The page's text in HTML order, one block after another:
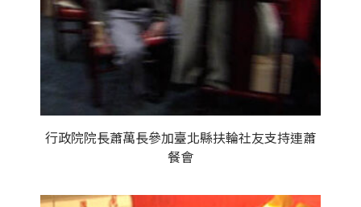
行政院院長蕭萬長參加臺北縣扶輪社友支持連蕭
餐會